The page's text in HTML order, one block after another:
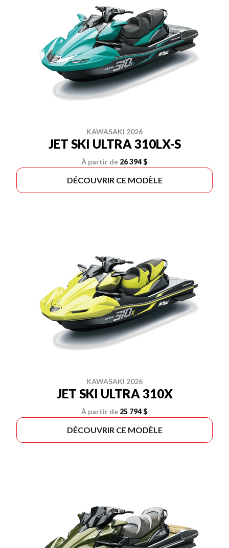
KAWASAKI 2026
JET SKI ULTRA 310LX-S
À partir de 26 394 $
DÉCOUVRIR CE MODÈLE
KAWASAKI 2026
JET SKI ULTRA 310X
À partir de 25 794 $
DÉCOUVRIR CE MODÈLE